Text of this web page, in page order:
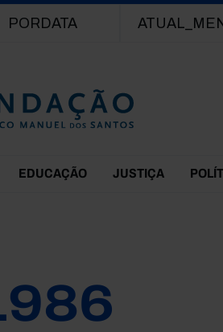
PORDATA
EDUCAÇÃO JUSTIÇA